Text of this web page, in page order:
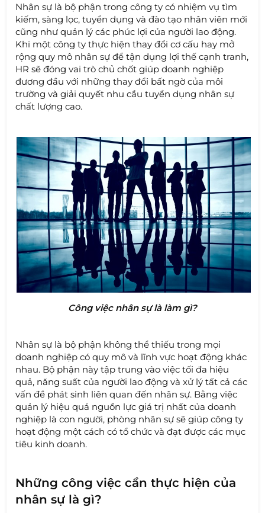
Nhân sự là bộ phận trong công ty có nhiệm vụ tìm
kiếm, sàng lọc, tuyển dụng và đào tạo nhân viên mới
cũng như quản lý các phúc lợi của người lao động.
Khi một công ty thực hiện thay đổi cơ cấu hay mở
rộng quy mô nhân sự để tận dụng lợi thế cạnh tranh,
HR sẽ đóng vai trò chủ chốt giúp doanh nghiệp
đương đầu với những thay đổi bất ngờ của môi
trường và giải quyết nhu cầu tuyển dụng nhân sự
chất lượng cao.
Công việc nhân sự là làm gì?
Nhân sự là bộ phận không thể thiếu trong mọi
doanh nghiệp có quy mô và lĩnh vực hoạt động khác
nhau. Bộ phận này tập trung vào việc tối đa hiệu
quả, năng suất của người lao động và xử lý tất cả các
vấn đề phát sinh liên quan đến nhân sự. Bằng việc
quản lý hiệu quả nguồn lực giá trị nhất của doanh
nghiệp là con người, phòng nhân sự sẽ giúp công ty
hoạt động một cách có tổ chức và đạt được các mục
tiêu kinh doanh.
Những công việc cần thực hiện của
nhân sự là gì?